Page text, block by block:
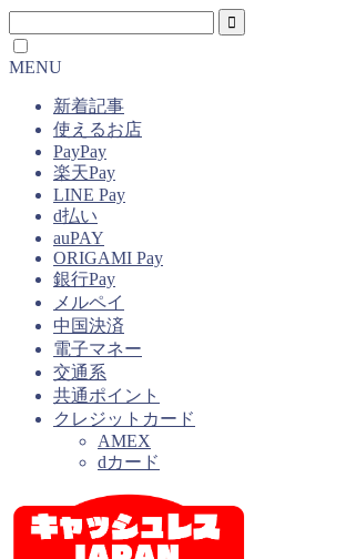
MENU
新着記事
使えるお店
PayPay
楽天Pay
LINE Pay
d払い
auPAY
ORIGAMI Pay
銀行Pay
メルペイ
中国決済
電子マネー
交通系
共通ポイント
クレジットカード
AMEX
dカード